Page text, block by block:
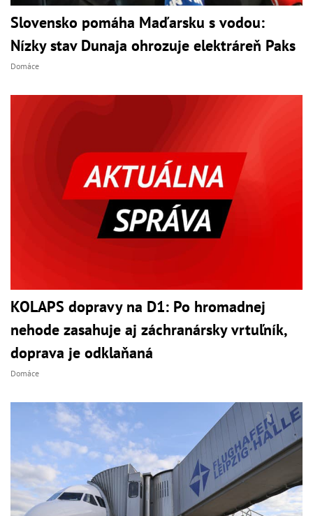
Slovensko pomáha Maďarsku s vodou:
Nízky stav Dunaja ohrozuje elektráreň Paks
Domáce
KOLAPS dopravy na D1: Po hromadnej
nehode zasahuje aj záchranársky vrtuľník,
doprava je odklaňaná
Domáce